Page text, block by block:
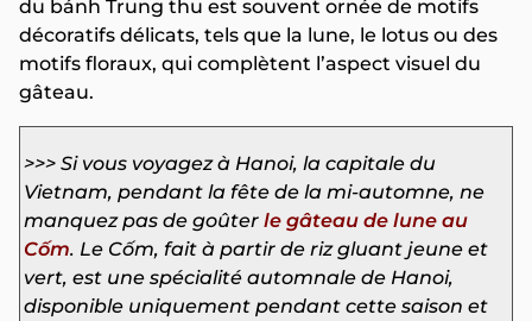
du bánh Trung thu est souvent ornée de motifs
décoratifs délicats, tels que la lune, le lotus ou des
motifs floraux, qui complètent l’aspect visuel du
gâteau.
>>> Si vous voyagez à Hanoi, la capitale du
Vietnam, pendant la fête de la mi-automne, ne
manquez pas de goûter le gâteau de lune au
Cốm. Le Cốm, fait à partir de riz gluant jeune et
vert, est une spécialité automnale de Hanoi,
disponible uniquement pendant cette saison et